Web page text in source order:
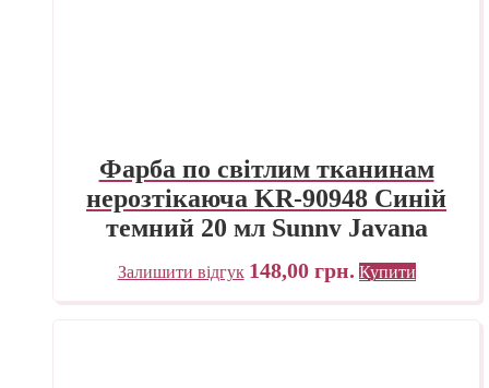
Фарба по світлим тканинам
нерозтікаюча KR-90948 Синій
темний 20 мл Sunny Javana
C.KREUL
Залишити відгук 148,00 грн. Купити